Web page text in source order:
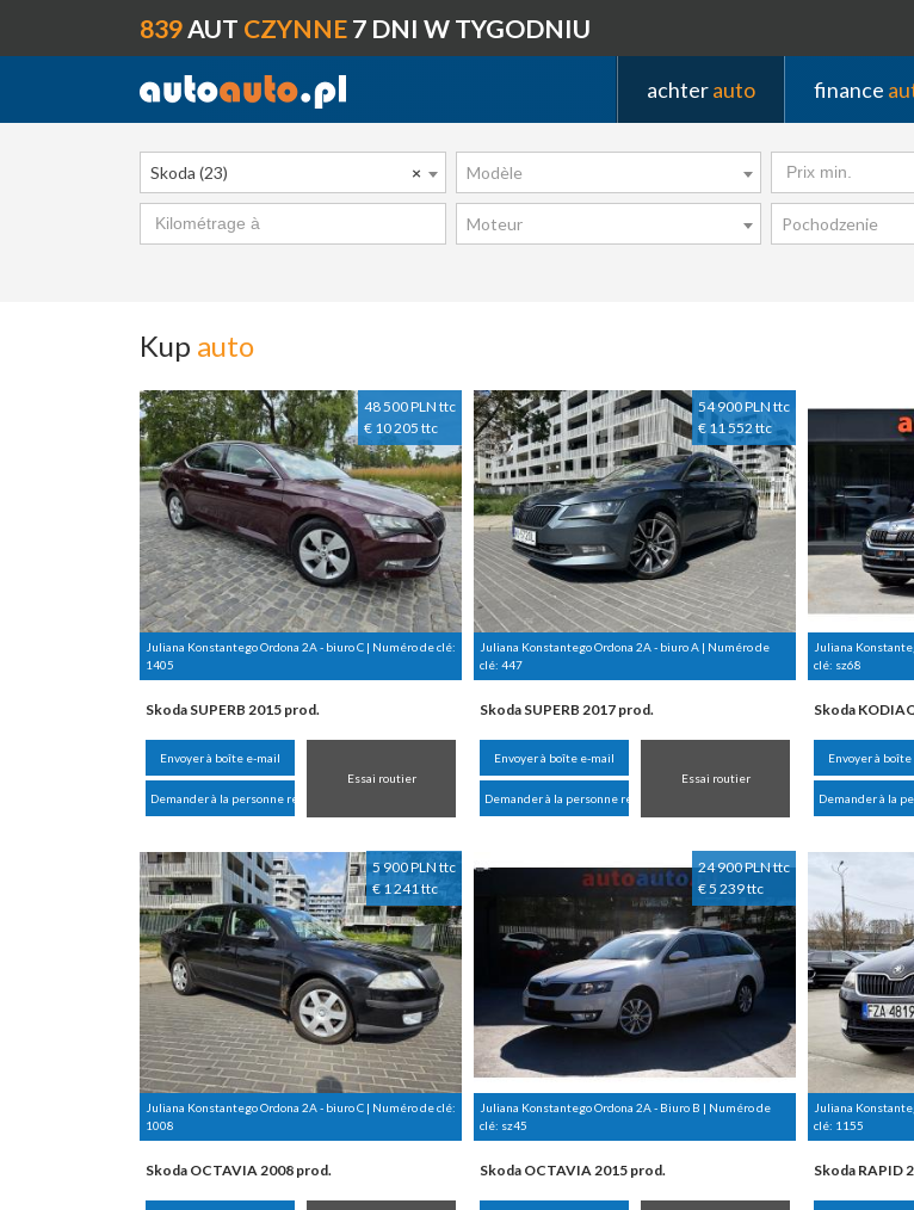
839AUT CZYNNE 7 DNI W TYGODNIU
achterauto finance
×
Skoda (23) Modèle
Moteur Pochodzenie
Kup auto
48 500 PLN ttc
€ 10 205 ttc
Juliana Konstantego Ordona 2A - biuro C | Numéro de clé:
1405
Skoda SUPERB 2015 prod.
Envoyer à boîte e-mail
Demander à la personne responsable
Essai routier
54 900 PLN ttc
€ 11 552 ttc
Juliana Konstantego Ordona 2A - biuro A | Numéro de
clé: 447
Skoda SUPERB 2017 prod.
Envoyer à boîte e-mail
Demander à la personne responsable
Essai routier
Juliana
clé: sz68
Skoda
Envoyer à
Demander à la
5 900 PLN ttc
€ 1 241 ttc
Juliana Konstantego Ordona 2A - biuro C | Numéro de clé:
1008
Skoda OCTAVIA 2008 prod.
24 900 PLN ttc
€ 5 239 ttc
Juliana Konstantego Ordona 2A - Biuro B | Numéro de
clé: sz45
Skoda OCTAVIA 2015 prod.
Juliana
clé: 1155
Skoda RAPID